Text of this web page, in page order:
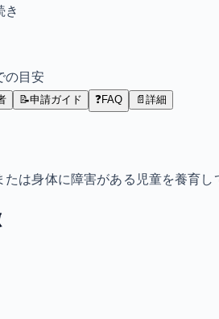
き
の目安
📝申請ガイド ❓FAQ 📄 詳細
は身体に障害がある児童を養育し